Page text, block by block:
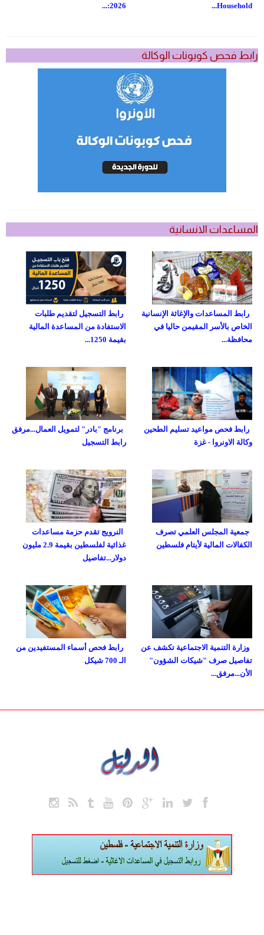
2026:...
Household...
رابط فحص كوبونات الوكالة
المساعدات الانسانية
رابط التسجيل لتقديم طلبات
الاستفادة من المساعدة المالية
بقيمة 1250...
رابط المساعدات والإغاثة الإنسانية
الخاص بالأسر المقيمن حاليا في
محافظة...
برنامج "بادر" لتمويل العمال...مرفق
رابط التسجيل
رابط فحص مواعيد تسليم الطحين
وكالة الاونروا - غزة
النرويج تقدم حزمة مساعدات
غذائية لفلسطين بقيمة 2.9 مليون
دولار...تفاصيل
جمعية المجلس العلمي تصرف
الكفالات المالية لأيتام فلسطين
رابط فحص أسماء المستفيدين من
الـ 700 شيكل
وزارة التنمية الاجتماعية تكشف عن
تفاصيل صرف "شيكات الشؤون"
الأن...مرفق...